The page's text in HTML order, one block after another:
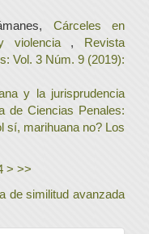
Cárceles en
violencia , Revista
Vol. 3 Núm. 9 (2019):
y la jurisprudencia
de Ciencias Penales:
sí, marihuana no? Los
> >>
de similitud avanzada